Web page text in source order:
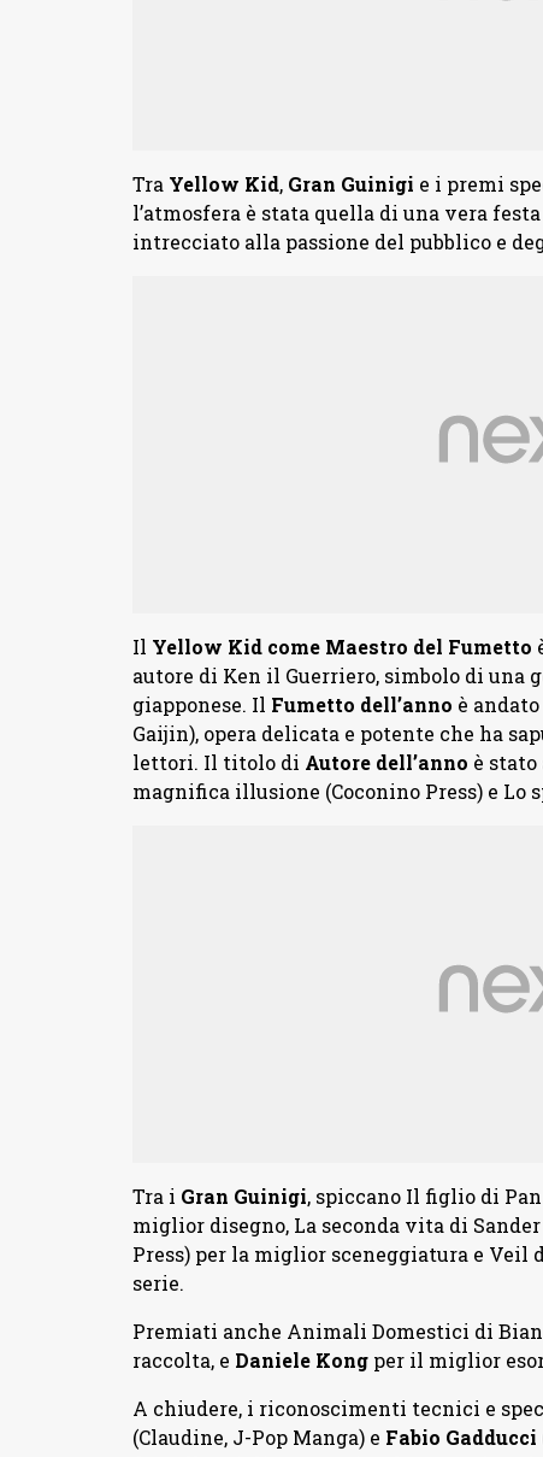
Tra Yellow Kid, Gran Guinigi e i premi
l’atmosfera è stata quella di una vera
intrecciato alla passione del pubblico e
Il Yellow Kid come Maestro del Fumetto
autore di Ken il Guerriero, simbolo di una
giapponese. Il Fumetto dell’anno è
Gaijin), opera delicata e potente che ha
lettori. Il titolo di Autore dell’anno è stato
magnifica illusione (Coconino Press) e Lo
Tra i Gran Guinigi, spiccano Il figlio di
miglior disegno, La seconda vita di
Press) per la miglior sceneggiatura e Veil
serie.
Premiati anche Animali Domestici di
raccolta, e Daniele Kongper il miglior
A chiudere, i riconoscimenti tecnici e
(Claudine, J-Pop Manga) e Fabio Gadducci